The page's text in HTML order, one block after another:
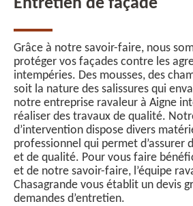
Entretien de façade
Grâce à notre savoir-faire, nous
protéger vos façades contre les
intempéries. Des mousses, des
soit la nature des salissures qui
notre entreprise ravaleur à Aigne
réaliser des travaux de qualité.
d’intervention dispose divers
professionnel qui permet d’assurer
et de qualité. Pour vous faire
et de notre savoir-faire, l’équipe
Chasagrande vous établit un devis
demandes d’entretien.